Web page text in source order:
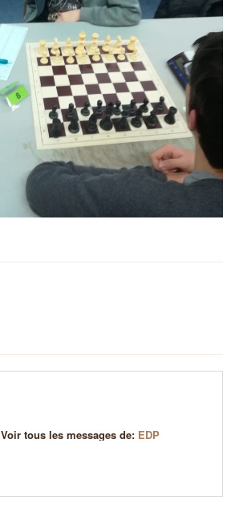
Voir tous les messages de: EDP